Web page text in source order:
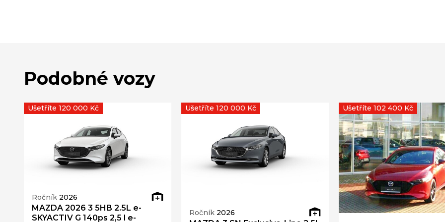
Podobné vozy
Ročník 2026
MAZDA 2026 3 5HB 2.5L e-
SKYACTIV G 140ps 2,5 l e-
Ušetříte 120 000 Kč
Ročník 2026
Ušetříte 120 000 Kč Ušetříte 102 400 Kč